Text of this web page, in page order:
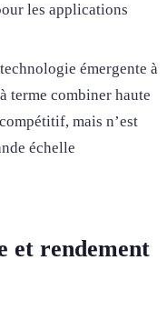
les applications
émergente à
terme combiner haute
mais n’est
échelle
et rendement